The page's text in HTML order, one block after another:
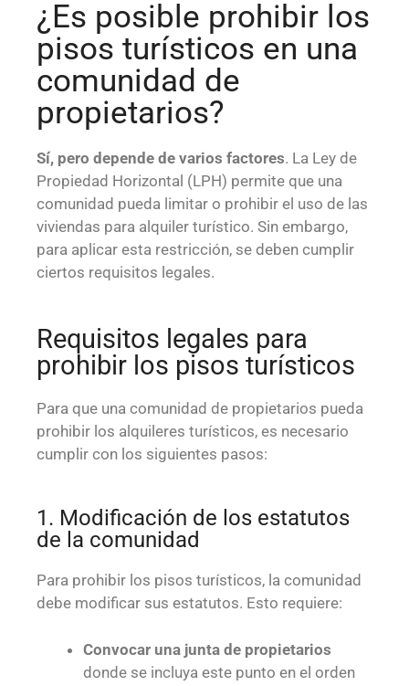
¿Es posible prohibir los
pisos turísticos en una
comunidad de
propietarios?
Sí, pero depende de varios factores. La Ley de
Propiedad Horizontal (LPH) permite que una
comunidad pueda limitar o prohibir el uso de las
viviendas para alquiler turístico. Sin embargo,
para aplicar esta restricción, se deben cumplir
ciertos requisitos legales.
Requisitos legales para
prohibir los pisos turísticos
Para que una comunidad de propietarios pueda
prohibir los alquileres turísticos, es necesario
cumplir con los siguientes pasos:
1. Modificación de los estatutos
de la comunidad
Para prohibir los pisos turísticos, la comunidad
debe modificar sus estatutos. Esto requiere:
Convocar una junta de propietarios
donde se incluya este punto en el orden